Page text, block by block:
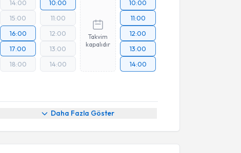
14:00
15:00
16:00
17:00
18:00
10:00
11:00
12:00
13:00
14:00
Takvim
kapalıdır
10:00
11:00
12:00
13:00
14:00
Daha Fazla Göster